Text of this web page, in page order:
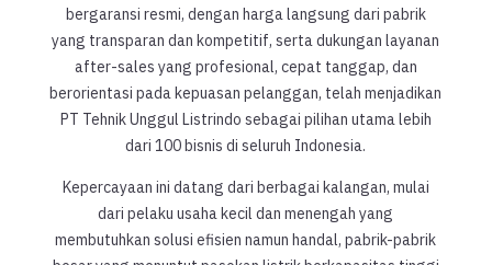
bergaransi resmi, dengan harga langsung dari pabrik
yang transparan dan kompetitif, serta dukungan layanan
after-sales yang profesional, cepat tanggap, dan
berorientasi pada kepuasan pelanggan, telah menjadikan
PT Tehnik Unggul Listrindo sebagai pilihan utama lebih
dari 100 bisnis di seluruh Indonesia.
Kepercayaan ini datang dari berbagai kalangan, mulai
dari pelaku usaha kecil dan menengah yang
membutuhkan solusi efisien namun handal, pabrik-pabrik